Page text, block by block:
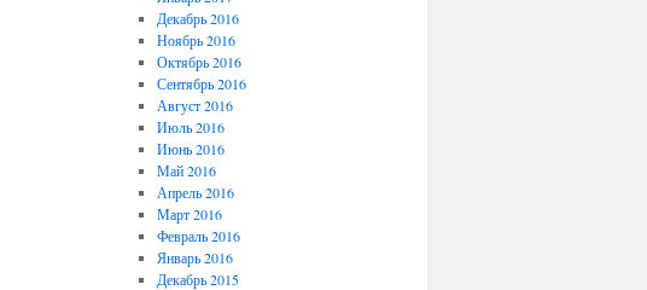
Декабрь 2016
Ноябрь 2016
Октябрь 2016
Сентябрь 2016
Август 2016
Июль 2016
Июнь 2016
Май 2016
Апрель 2016
Март 2016
Февраль 2016
Январь 2016
Декабрь 2015